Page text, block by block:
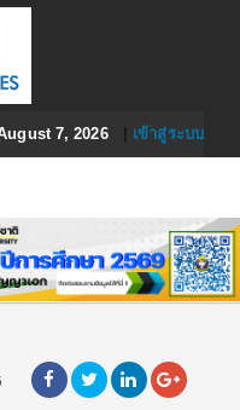
7, 2026| เข้าสู่ระบบ